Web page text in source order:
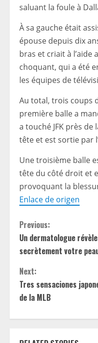
saluant la foule à
À sa gauche était
épouse depuis dix
bras et criait à l’aide
choquant, qui a été
les équipes de
Au total, trois coups
première balle a
a touché JFK près de
tête et est sortie par
Une troisième balle
tête du côté droit et
provoquant la
Enlace de origen
C
o
n
t
Previous:
Un dermatologue
secrètement votre
Next:
Tres sensaciones
de la MLB